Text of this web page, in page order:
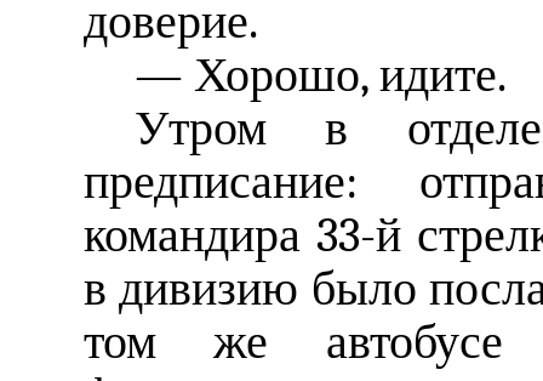
доверие.
— Хорошо, идите.
Утром в
предписание:
командира 33-й
в дивизию было
том же